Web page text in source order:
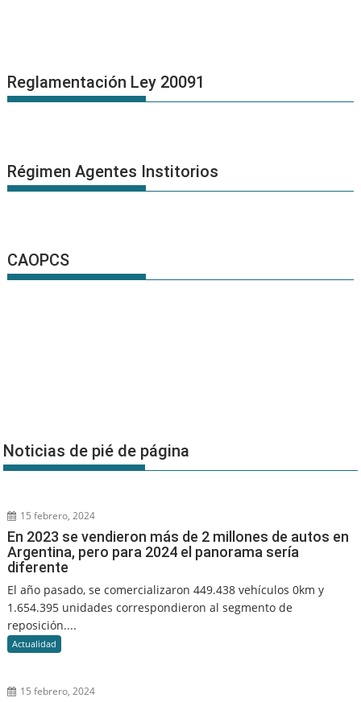
Reglamentación Ley 20091
Régimen Agentes Institorios
CAOPCS
Noticias de pié de página
15 febrero, 2024
En 2023 se vendieron más de 2 millones de autos en
Argentina, pero para 2024 el panorama sería
diferente
El año pasado, se comercializaron 449.438 vehículos 0km y
1.654.395 unidades correspondieron al segmento de
reposición....
Actualidad
15 febrero, 2024